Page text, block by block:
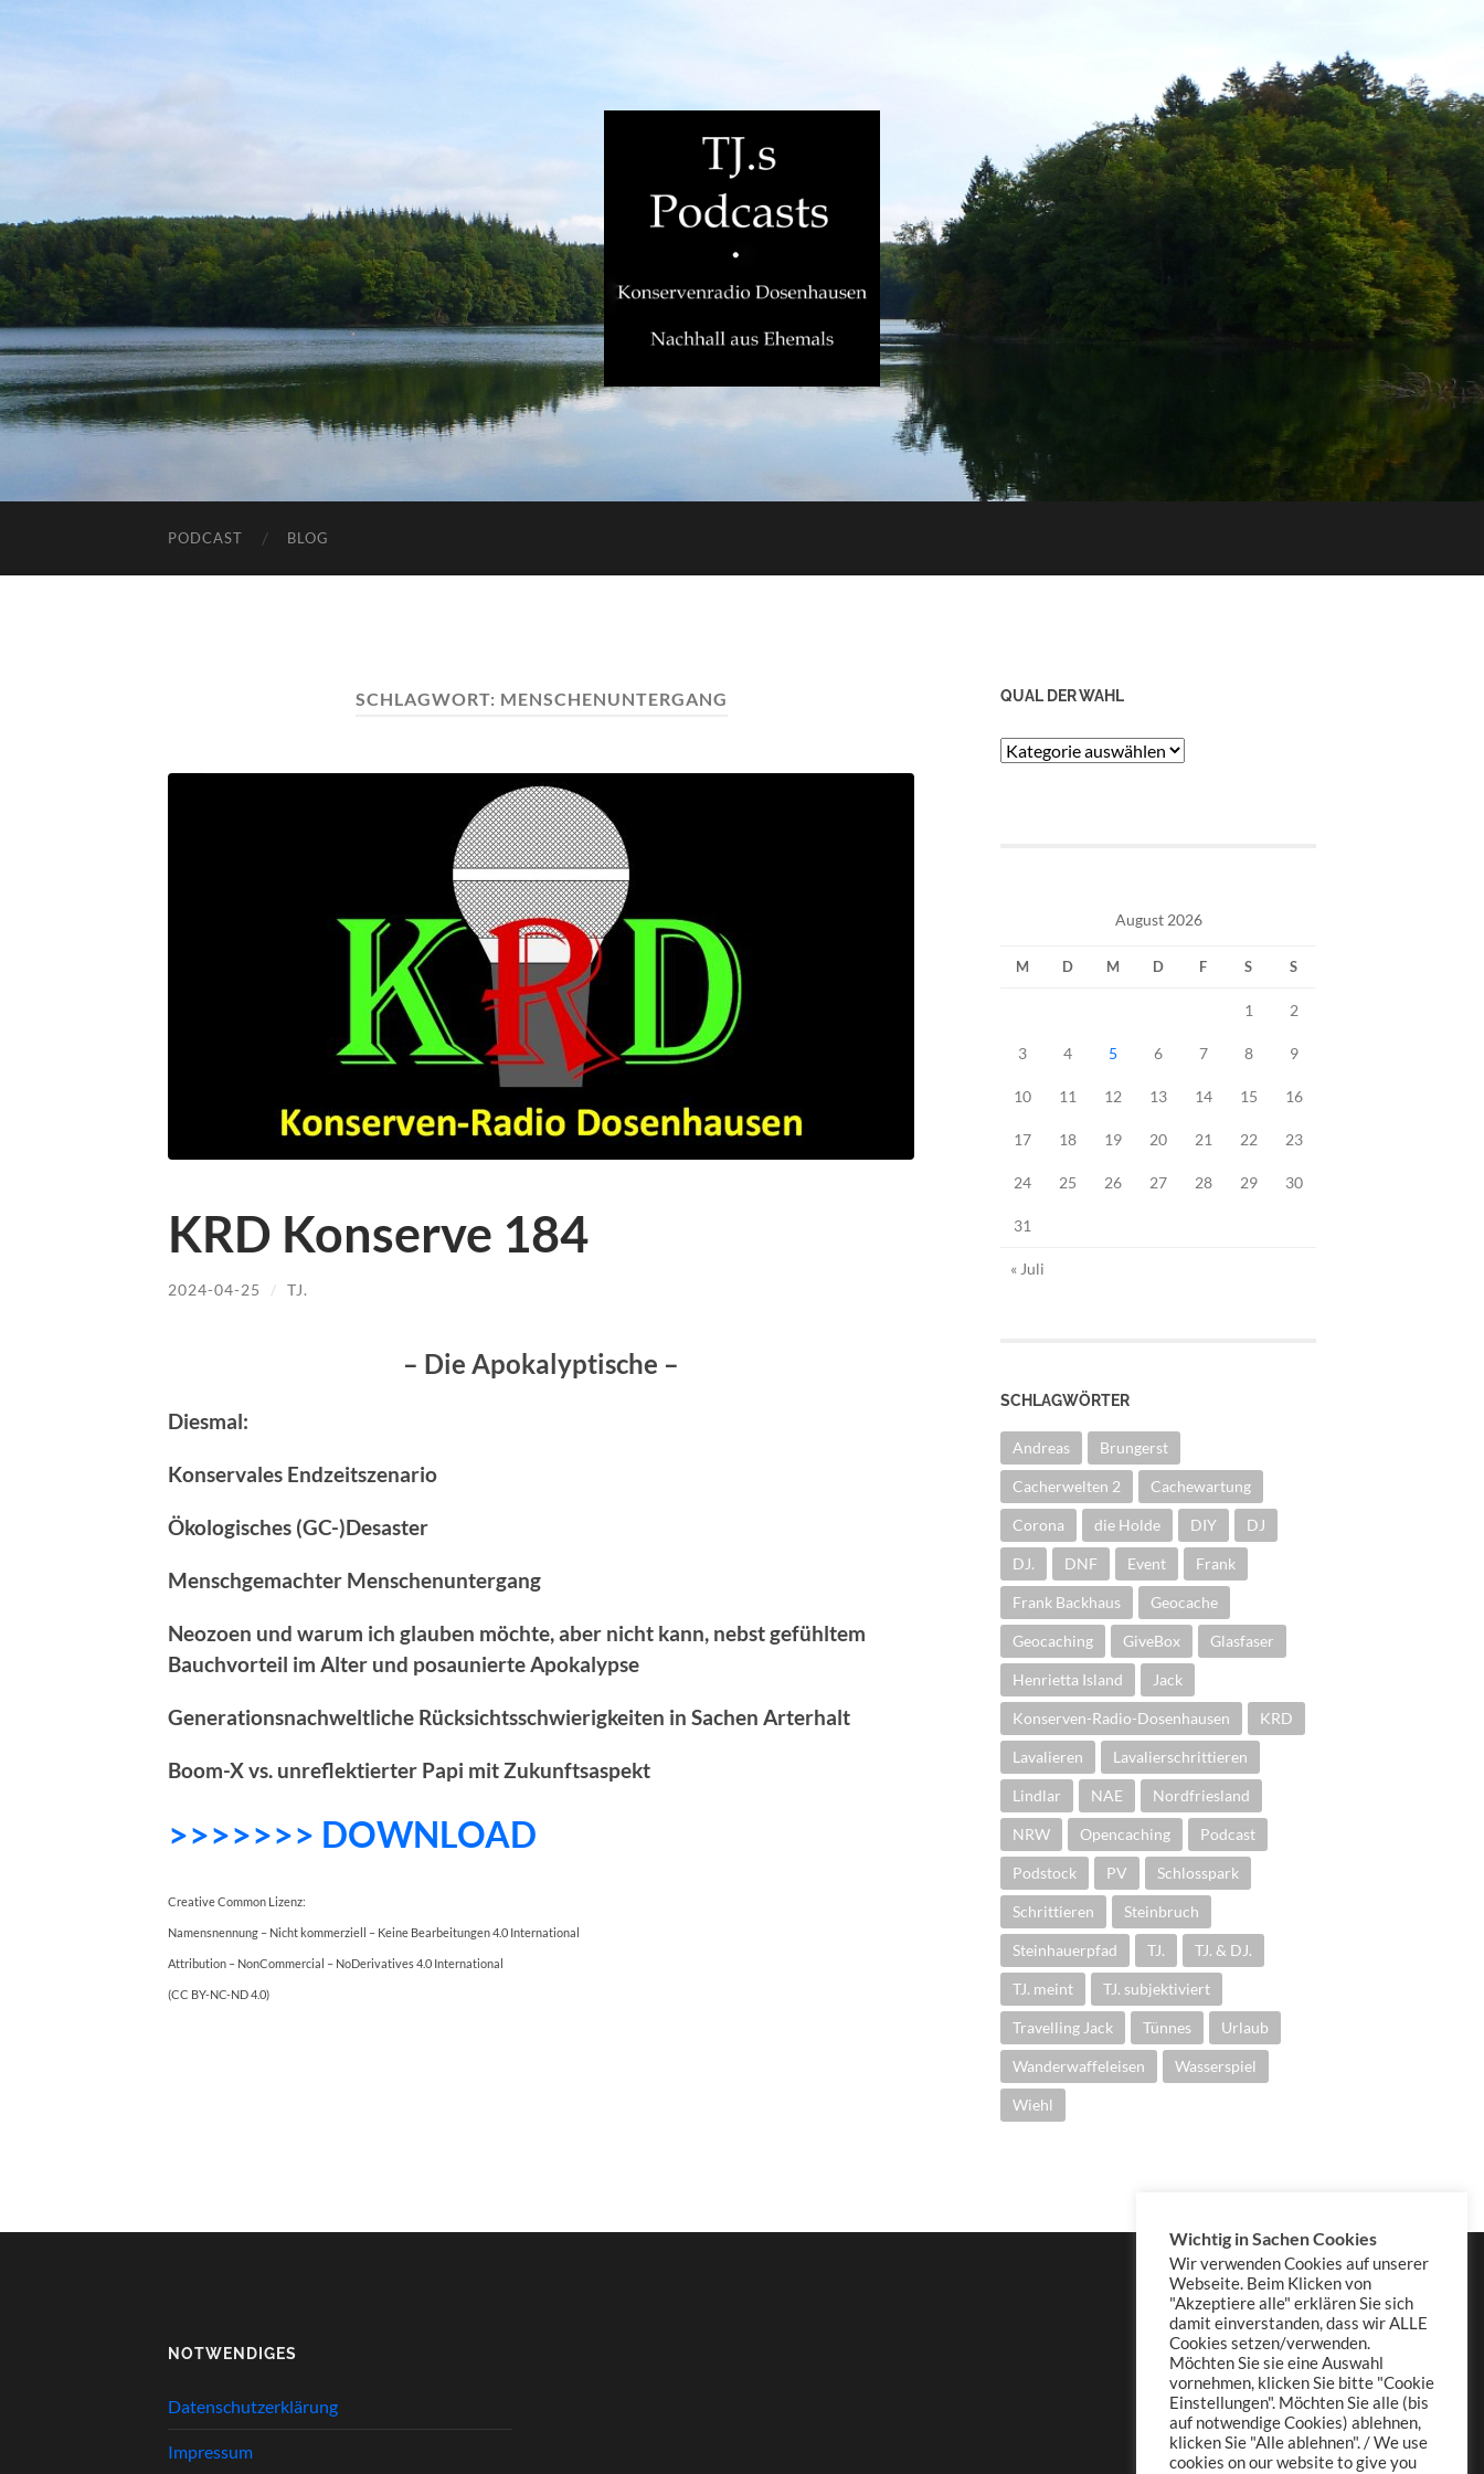
PODCAST BLOG
SCHLAGWORT: MENSCHENUNTERGANG
KRD Konserve 184
2024-04-25 / TJ.
– Die Apokalyptische –
Diesmal:
Konservales Endzeitszenario
Ökologisches (GC-)Desaster
Menschgemachter Menschenuntergang
Neozoen und warum ich glauben möchte, aber nicht kann, nebst gefühltem
Bauchvorteil im Alter und posaunierte Apokalypse
Generationsnachweltliche Rücksichtsschwierigkeiten in Sachen Arterhalt
Boom-X vs. unreflektierter Papi mit Zukunftsaspekt
>>>>>>> DOWNLOAD
Creative Common Lizenz:
Namensnennung – Nicht kommerziell – Keine Bearbeitungen 4.0 International
Attribution – NonCommercial – NoDerivatives 4.0 International
(CC BY-NC-ND 4.0)
QUAL DER WAHL
Qual
August 2026
M D M D F S S
1 2
3 4 5 6 7 8 9
10 11 12 13 14 15 16
17 18 19 20 21 22 23
24 25 26 27 28 29 30
31
« Juli
SCHLAGWÖRTER
Andreas Brungerst
Cacherwelten 2 Cachewartung
Corona die Holde DIY DJ
DJ. DNF Event Frank
Frank Backhaus Geocache
Geocaching GiveBox Glasfaser
Henrietta Island Jack
Konserven-Radio-Dosenhausen KRD
Lavalieren Lavalierschrittieren
Lindlar NAE Nordfriesland
NRW Opencaching Podcast
Podstock PV Schlosspark
Schrittieren Steinbruch
Steinhauerpfad TJ. TJ. & DJ.
TJ. meint TJ. subjektiviert
Travelling Jack Tünnes Urlaub
Wanderwaffeleisen Wasserspiel
Wiehl
NOTWENDIGES
Datenschutzerklärung
Impressum
Wichtig in Sachen Cookies
Wir verwenden Cookies auf unserer
Webseite. Beim Klicken von
"Akzeptiere alle" erklären Sie sich
damit einverstanden, dass wir ALLE
Cookies setzen/verwenden.
Möchten Sie sie eine Auswahl
vornehmen, klicken Sie bitte "Cookie
Einstellungen". Möchten Sie alle (bis
auf notwendige Cookies) ablehnen,
klicken Sie "Alle ablehnen". / We use
cookies on our website to give you